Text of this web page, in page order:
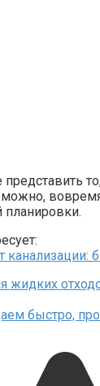
вовремя
планировки.
канализации:
жидких
быстро,